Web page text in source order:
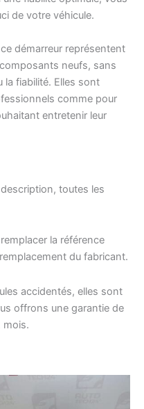
de votre véhicule.
démarreur représentent
neufs, sans
fiabilité. Elles sont
comme pour
entretenir leur
toutes les
la référence
du fabricant.
accidentés, elles sont
offrons une garantie de
mois.